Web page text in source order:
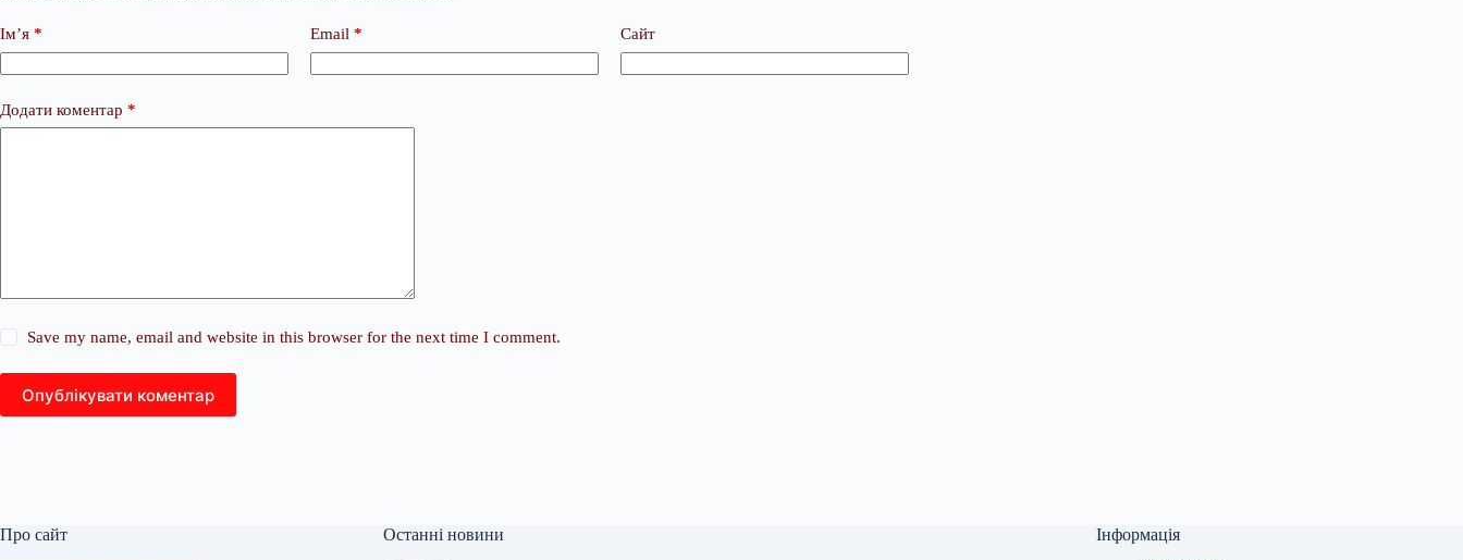
Ім’я * Email * Сайт
Додати коментар *
Save my name, email and website in this browser for the next time I comment.
Опублікувати коментар
Про сайт Останні новини
Інформація